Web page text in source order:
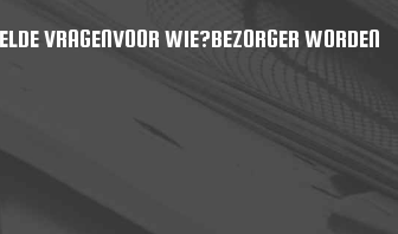
VRAGENVOOR WIE?BEZORGER WORDEN